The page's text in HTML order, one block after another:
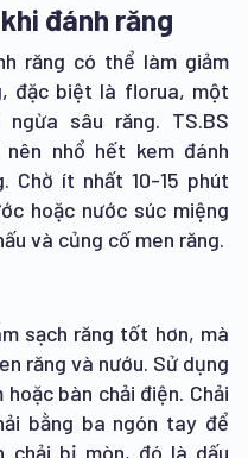
đánh răng
răng có thể làm giảm
đặc biệt là florua, một
sâu răng. TS.BS
nên nhổ hết kem đánh
Chờ ít nhất 10-15 phút
hoặc nước súc miệng
và củng cố men răng.
sạch răng tốt hơn, mà
răng và nướu. Sử dụng
bàn chải điện. Chải
bằng ba ngón tay để
chải bị mòn, đó là dấu